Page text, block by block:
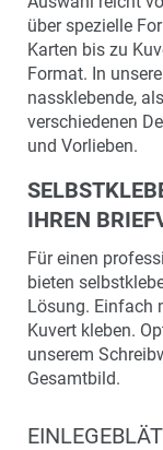
über spezielle
Karten bis zu
Format. In
nassklebende,
verschiedenen
und Vorlieben.
IHREN
Für einen
bieten
Lösung. Einfach
Kuvert kleben.
unserem
Gesamtbild.